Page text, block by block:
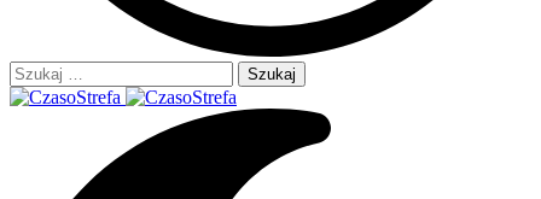
Szukaj: